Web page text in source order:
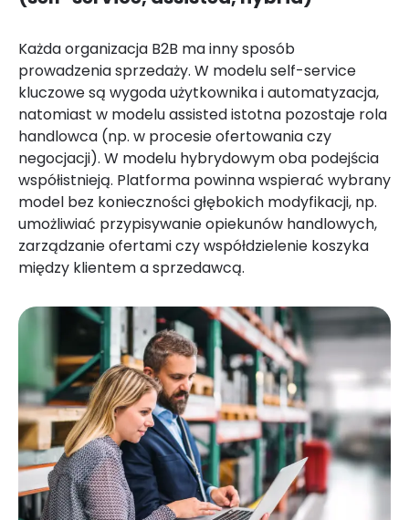
Każda organizacja B2B ma inny sposób
prowadzenia sprzedaży. W modelu self-service
kluczowe są wygoda użytkownika i automatyzacja,
natomiast w modelu assisted istotna pozostaje rola
handlowca (np. w procesie ofertowania czy
negocjacji). W modelu hybrydowym oba podejścia
współistnieją. Platforma powinna wspierać wybrany
model bez konieczności głębokich modyfikacji, np.
umożliwiać przypisywanie opiekunów handlowych,
zarządzanie ofertami czy współdzielenie koszyka
między klientem a sprzedawcą.